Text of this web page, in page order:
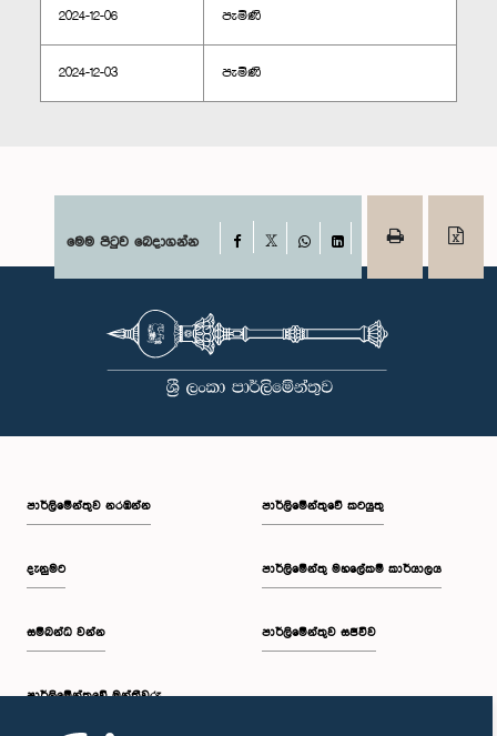
2024-12-06 පැමිණි
2024-12-03 පැමිණි
මෙම පිටුව බෙදාගන්න Facebook
WhatsAppLinkedIn
පාර්ලි‌මේන්තුව නරඹන්න
දැනුමට
සම්බන්ධ වන්න
පාර්ලි‌මේන්තුවේ මන්ත්‍රීවරු
පාර්ලිමේන්තුවේ කටයුතු
පාර්ලිමේන්තු මහලේකම් කාර්යාලය
පාර්ලිමේන්තුව සජීවීව